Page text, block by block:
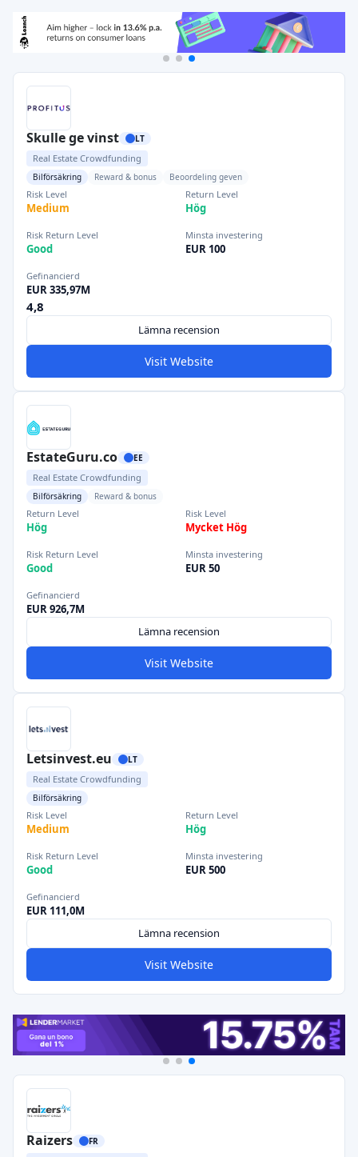
Skulle ge vinst LT
Real Estate Crowdfunding
Bilförsäkring Reward & bonus Beoordeling geven
Risk Level
Medium
Return Level
Hög
Risk Return Level
Good
Minsta investering
EUR 100
Gefinancierd
EUR 335,97M
4,8
Lämna recension
Visit Website
EstateGuru.co EE
Real Estate Crowdfunding
Bilförsäkring Reward & bonus
Return Level
Hög
Risk Level
Mycket Hög
Risk Return Level
Good
Minsta investering
EUR 50
Gefinancierd
EUR 926,7M
Lämna recension
Visit Website
Letsinvest.eu LT
Real Estate Crowdfunding
Bilförsäkring
Risk Level
Medium
Return Level
Hög
Risk Return Level
Good
Minsta investering
EUR 500
Gefinancierd
EUR 111,0M
Lämna recension
Visit Website
Raizers FR